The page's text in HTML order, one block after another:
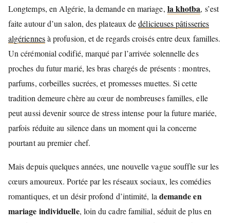
Longtemps, en Algérie, la demande en mariage, la khotba, s’est
faite autour d’un salon, des plateaux dedélicieuses pâtisseries
algériennesà profusion, et de regards croisés entre deux familles.
Un cérémonial codifié, marqué par l’arrivée solennelle des
proches du futur marié, les bras chargés de présents : montres,
parfums, corbeilles sucrées, et promesses muettes. Si cette
tradition demeure chère au cœur de nombreuses familles, elle
peut aussi devenir source de stress intense pour la future mariée,
parfois réduite au silence dans un moment qui la concerne
pourtant au premier chef.
Mais depuis quelques années, une nouvelle vague souffle sur les
cœurs amoureux. Portée par les réseaux sociaux, les comédies
romantiques, et un désir profond d’intimité, la demande en
mariage individuelle, loin du cadre familial, séduit de plus en